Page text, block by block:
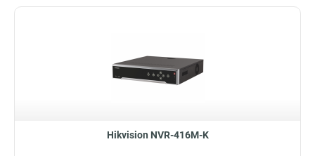
Hikvision NVR-416M-K